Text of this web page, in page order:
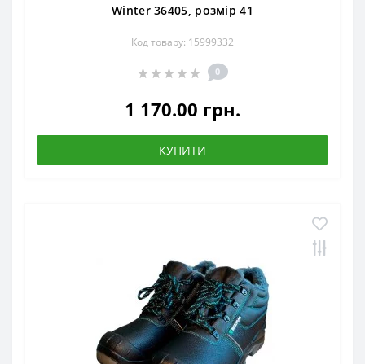
Winter 36405, розмір 41
Код товару: 15999332
0
1 170.00 грн.
КУПИТИ